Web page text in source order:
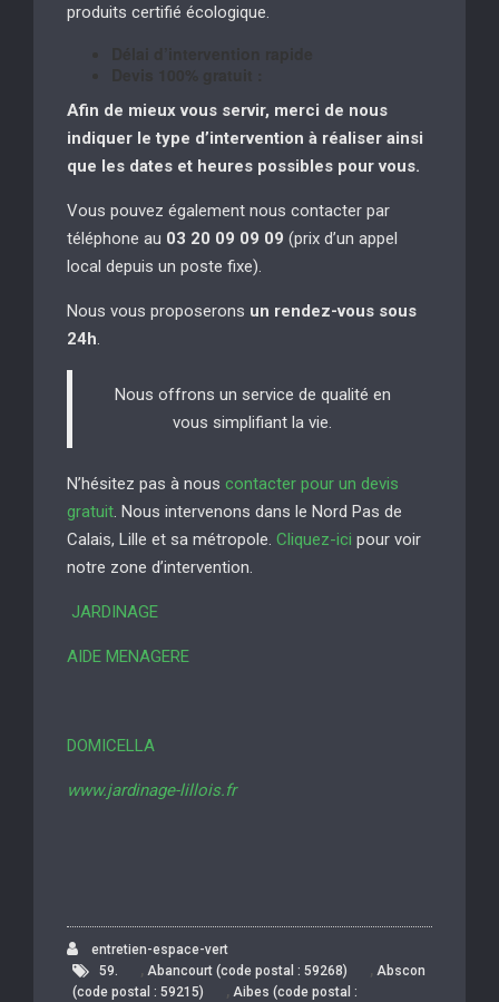
produits certifié écologique.
Afin de mieux vous servir, merci de nous
indiquer le type d’intervention à réaliser ainsi
que les dates et heures possibles pour vous.
Vous pouvez également nous contacter par
téléphone au 03 20 09 09 09 (prix d’un appel
local depuis un poste fixe).
Nous vous proposerons un rendez-vous sous
24h.
Nous offrons un service de qualité en
vous simplifiant la vie.
N’hésitez pas à nous contacter pour un devis
gratuit. Nous intervenons dans le Nord Pas de
Calais, Lille et sa métropole. Cliquez-ici pour voir
notre zone d’intervention.
JARDINAGE
AIDE MENAGERE
DOMICELLA
www.jardinage-lillois.fr
entretien-espace-vert
59.
, Abancourt (code postal : 59268) , Abscon
(code postal : 59215)
, Aibes (code postal :